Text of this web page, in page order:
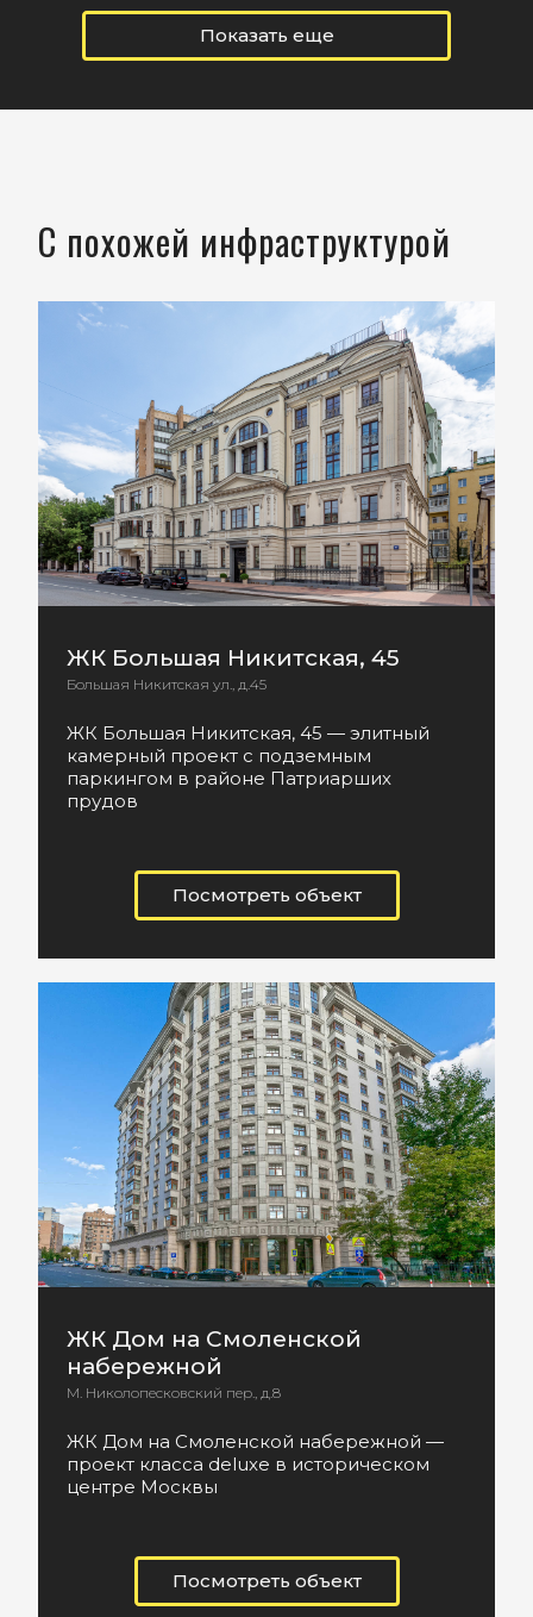
Показать еще
С похожей инфраструктурой
ЖК Большая Никитская, 45
Большая Никитская ул., д.45
ЖК Большая Никитская, 45 — элитный
камерный проект с подземным
паркингом в районе Патриарших
прудов
Посмотреть объект
ЖК Дом на Смоленской
набережной
М. Николопесковский пер., д.8
ЖК Дом на Смоленской набережной —
проект класса deluxe в историческом
центре Москвы
Посмотреть объект